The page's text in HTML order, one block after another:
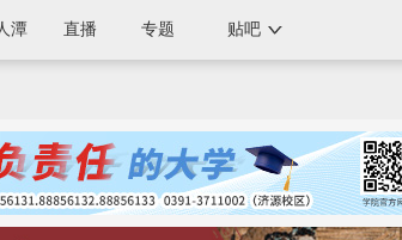
潭 直播 专题 贴吧